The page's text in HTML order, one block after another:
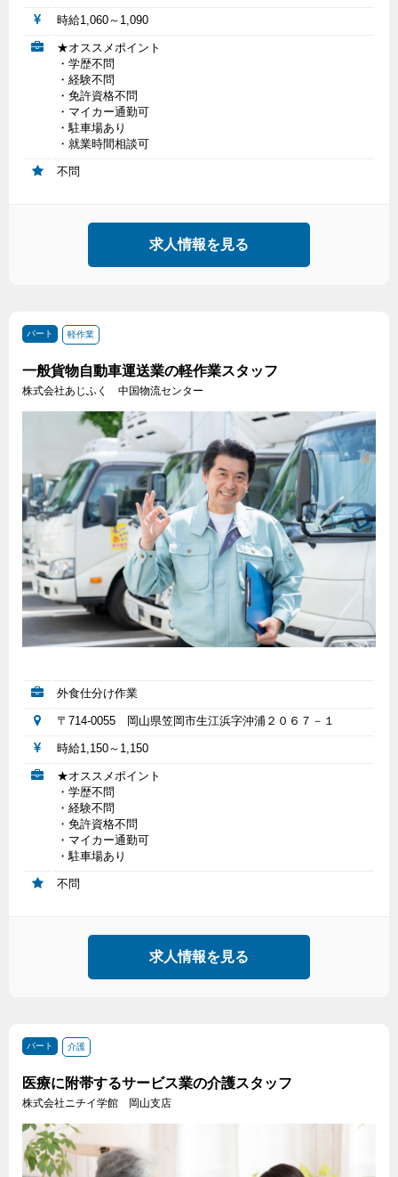
時給1,060～1,090
★オススメポイント
・学歴不問
・経験不問
・免許資格不問
・マイカー通勤可
・駐車場あり
・就業時間相談可
不問
求人情報を見る
パート 軽作業
一般貨物自動車運送業の軽作業スタッフ
株式会社あじふく 中国物流センター
外食仕分け作業
〒714-0055 岡山県笠岡市生江浜字沖浦２０６７－１
時給1,150～1,150
★オススメポイント
・学歴不問
・経験不問
・免許資格不問
・マイカー通勤可
・駐車場あり
不問
求人情報を見る
パート 介護
医療に附帯するサービス業の介護スタッフ
株式会社ニチイ学館 岡山支店